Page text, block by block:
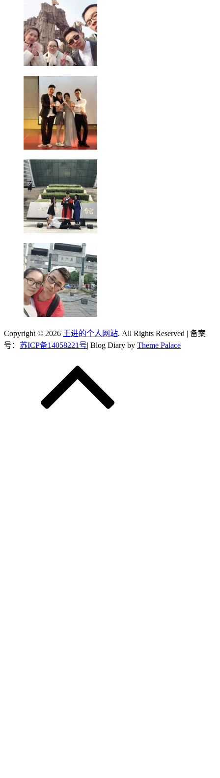
Copyright © 2026 王进的个人网站. All Rights Reserved | 备案
号： 苏ICP备14058221号| Blog Diary by Theme Palace